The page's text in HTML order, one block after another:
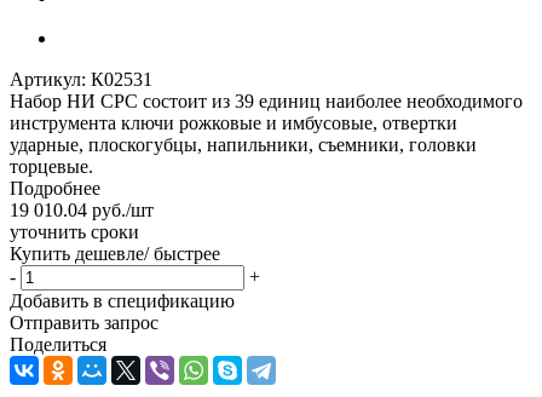
Артикул: К02531
Набор НИ СРС состоит из 39 единиц наиболее необходимого
инструмента ключи рожковые и имбусовые, отвертки
ударные, плоскогубцы, напильники, съемники, головки
торцевые.
Подробнее
19 010.04 руб./шт
уточнить сроки
Купить дешевле/ быстрее
-
+
Добавить в спецификацию
Отправить запрос
Поделиться